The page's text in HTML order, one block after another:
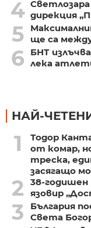
4 дирекция
5
ще са между
6
БНТ
лека
НАЙ-
1
Тодор
от комар,
треска,
засягащо
2
38-годишен
язовир
3
България
Света